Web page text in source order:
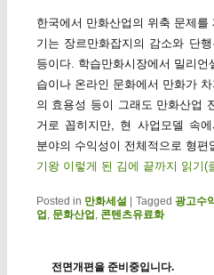
한국에서 만화산업의 위축 문제
기는 장르만화잡지의 감소와 단
등이다. 학습만화시장에서 밀리
습이나 온라인 문화에서 만화가
의 효용성 등이 그래도 만화산업
거로 꼽히지만, 현 사업모델 속
분야의 수익성이 전체적으로 형
기왕 이렇게 된 김에 끝까지 읽기(
Posted in 만화세설 Tagged 광고수
업 , 문화산업 , 콘텐츠유료화
전면개편을 준비중입니다.